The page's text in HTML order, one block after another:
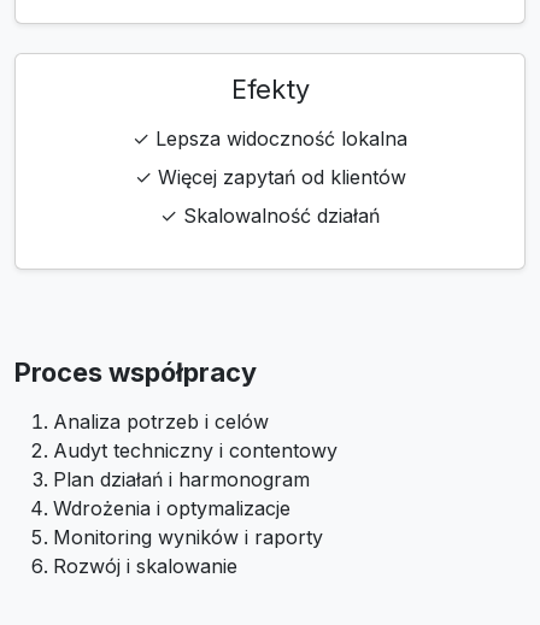
Efekty
✓ Lepsza widoczność lokalna
✓ Więcej zapytań od klientów
✓ Skalowalność działań
Proces współpracy
Analiza potrzeb i celów
Audyt techniczny i contentowy
Plan działań i harmonogram
Wdrożenia i optymalizacje
Monitoring wyników i raporty
Rozwój i skalowanie